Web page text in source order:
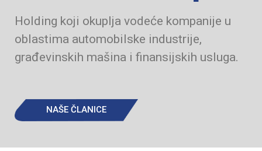
Holding koji okuplja vodeće kompanije u
oblastima automobilske industrije,
građevinskih mašina i finansijskih usluga.
NAŠE ČLANICE